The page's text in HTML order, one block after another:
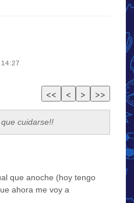
cuidarse!!
que anoche (hoy tengo
ahora me voy a